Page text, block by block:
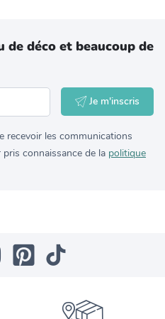
de déco et beaucoup de
Je m'inscris
recevoir les communications
connaissance de la politique